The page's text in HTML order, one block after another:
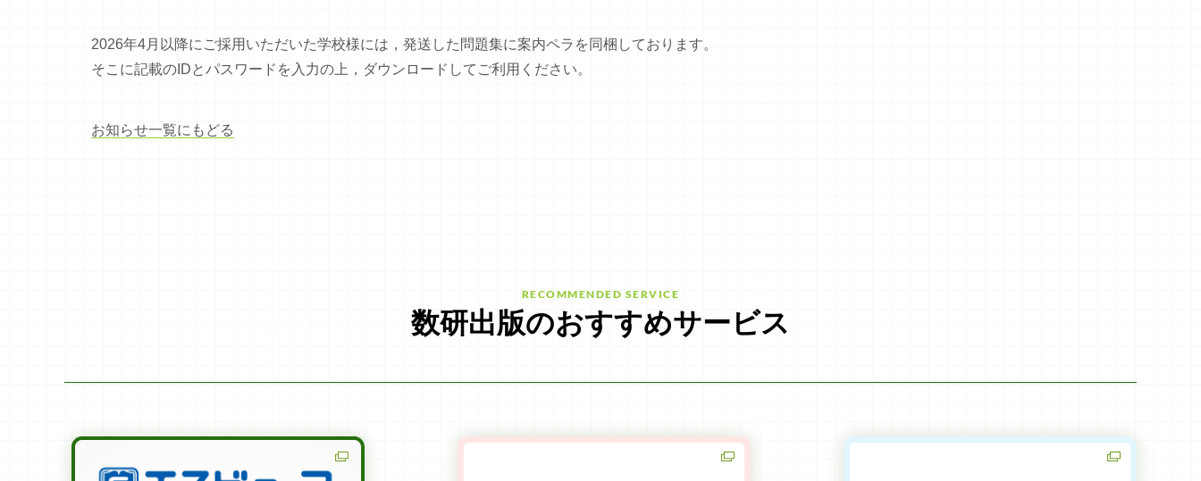
2026年4月以降にご採用いただいた学校様には，発送した問題集に案内ペラを同梱しております。
そこに記載のIDとパスワードを入力の上，ダウンロードしてご利用ください。
お知らせ一覧にもどる
RECOMMENDED SERVICE
数研出版のおすすめサービス